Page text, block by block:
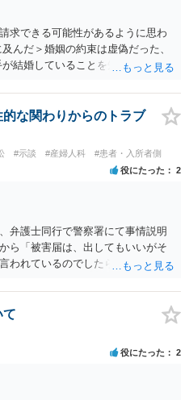
、むしろ淡々と調停不成立にして
へ持っていく方が近道であること
め、弁護士へ相談・依頼した方が
求できる可能性があるように思わ
んだ＞婚姻の約束は虚偽だった、
結婚していることを知って行為に
慰謝料は高額にならないように思
相談してみてください。
な関わりからのトラブ
#示談 #産婦人科 #患者・入所者側
役にたった 2
弁護士同行で警察署にて事情説明
ら「被害届は、出してもいいがそ
われているのでしたら、あまり結
いですが、実際に捜査をするの
やはり結論は変わらないかもしれ
強い」とうたっている弁護士に相
上、ご参考まで。
て
役にたった 2